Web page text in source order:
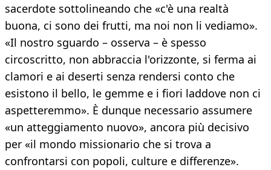
sacerdote sottolineando che «c'è una realtà
buona, ci sono dei frutti, ma noi non li vediamo».
«Il nostro sguardo – osserva – è spesso
circoscritto, non abbraccia l'orizzonte, si ferma ai
clamori e ai deserti senza rendersi conto che
esistono il bello, le gemme e i fiori laddove non ci
aspetteremmo». È dunque necessario assumere
«un atteggiamento nuovo», ancora più decisivo
per «il mondo missionario che si trova a
confrontarsi con popoli, culture e differenze».